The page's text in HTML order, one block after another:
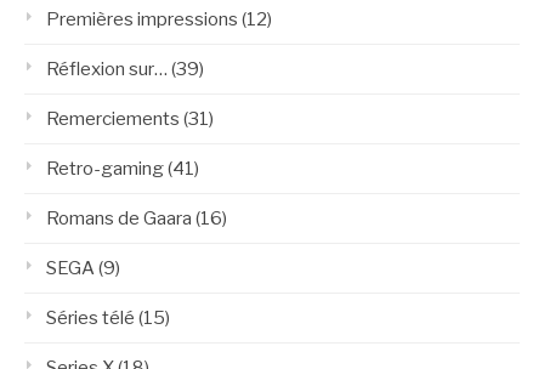
Premières impressions (12)
Réflexion sur… (39)
Remerciements (31)
Retro-gaming(41)
Romans de Gaara (16)
SEGA(9)
Séries télé (15)